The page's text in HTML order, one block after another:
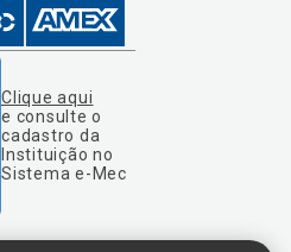
Clique aqui
e consulte o
cadastro da
Instituição no
Sistema e-Mec